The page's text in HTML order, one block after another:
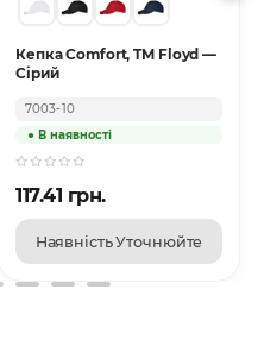
Кепка Comfort, TM Floyd —
Сірий
7003-10
117.41 грн.
Наявність Уточнюйте